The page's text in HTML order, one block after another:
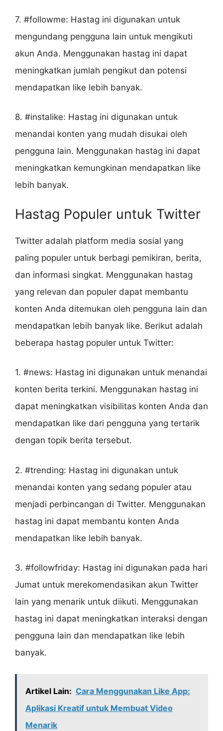
7. #followme: Hastag ini digunakan untuk
mengundang pengguna lain untuk mengikuti
akun Anda. Menggunakan hastag ini dapat
meningkatkan jumlah pengikut dan potensi
mendapatkan like lebih banyak.
8. #instalike: Hastag ini digunakan untuk
menandai konten yang mudah disukai oleh
pengguna lain. Menggunakan hastag ini dapat
meningkatkan kemungkinan mendapatkan like
lebih banyak.
Hastag Populer untuk Twitter
Twitter adalah platform media sosial yang
paling populer untuk berbagi pemikiran, berita,
dan informasi singkat. Menggunakan hastag
yang relevan dan populer dapat membantu
konten Anda ditemukan oleh pengguna lain dan
mendapatkan lebih banyak like. Berikut adalah
beberapa hastag populer untuk Twitter:
1. #news: Hastag ini digunakan untuk menandai
konten berita terkini. Menggunakan hastag ini
dapat meningkatkan visibilitas konten Anda dan
mendapatkan like dari pengguna yang tertarik
dengan topik berita tersebut.
2. #trending: Hastag ini digunakan untuk
menandai konten yang sedang populer atau
menjadi perbincangan di Twitter. Menggunakan
hastag ini dapat membantu konten Anda
mendapatkan like lebih banyak.
3. #followfriday: Hastag ini digunakan pada hari
Jumat untuk merekomendasikan akun Twitter
lain yang menarik untuk diikuti. Menggunakan
hastag ini dapat meningkatkan interaksi dengan
pengguna lain dan mendapatkan like lebih
banyak.
Artikel Lain: Cara Menggunakan Like App:
Aplikasi Kreatif untuk Membuat Video
Menarik